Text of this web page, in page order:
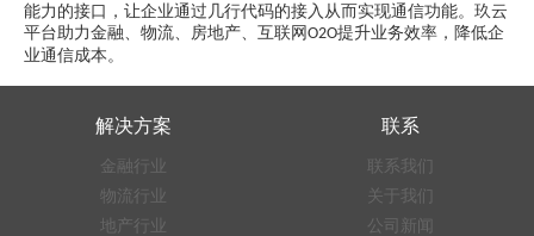
能力的接口，让企业通过几行代码的接入从而实现通信功能。 玖云
平台助力金融、物流、房地产、互联网O2O提升业务效率，降低企
业通信成本。
解决方案
金融行业
物流行业
地产行业
联系
联系我们
关于我们
公司新闻